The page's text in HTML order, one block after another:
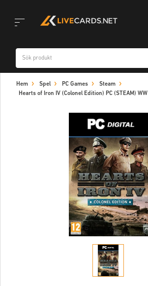
navigation
Hem Spel PC Games
Steam
Hearts of Iron IV (Colonel Edition) PC (STEAM) WW